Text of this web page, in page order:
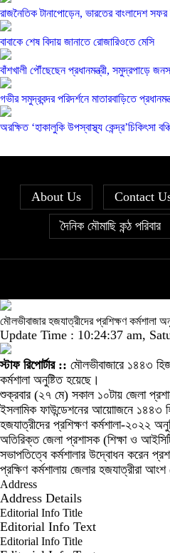
রাজনৈতিক টানাপোড়েন, ভারতের বাংলাদেশ
বাবাকে শেষ বিদায় জানাতে রোজারিওতে মেসি
বাঁশখালী পৌঁছেছেন প্রধানমন্ত্রী, সমুদ্রপাড়ে
গভীর সমুদ্রবন্দর পরিদর্শনে মাতারবাড়িতে
অরক্ষিত ‘হাকালুকি উপস্বাস্থ্য কেন্দ্র’চিকিৎসা
About Us Contact
দৈনিক মৌমাছি কন্ঠ পরিবার
মৌলভীবাজার হজযাত্রীদের প্রশিক্ষণ কর্মশালা
Update Time : 10:24:37 am,
স্টাফ রিপোর্টার :: মৌলভীবাজারে ১৪৪৩
কর্মশালা অনুষ্টিত হয়েছে।
শুক্রবার (২৭ মে) সকাল ১০টায় জেলা
ইসলামিক ফাউন্ডেশনের আয়োাজনে ১৪৪৩
হজযাত্রীদের প্রশিক্ষণ কর্মশালা-২০২২
অতিরিক্ত জেলা প্রশাসক (শিক্ষা ও
সভাপতিত্বে কর্মশালার উদ্বোধন করেন
প্রক্ষিণ কর্মশালায় জেলার হজযাত্রীরা আংশ
Address
Address Details
Editorial Info Title
Editorial Info Text
Editorial Info Title